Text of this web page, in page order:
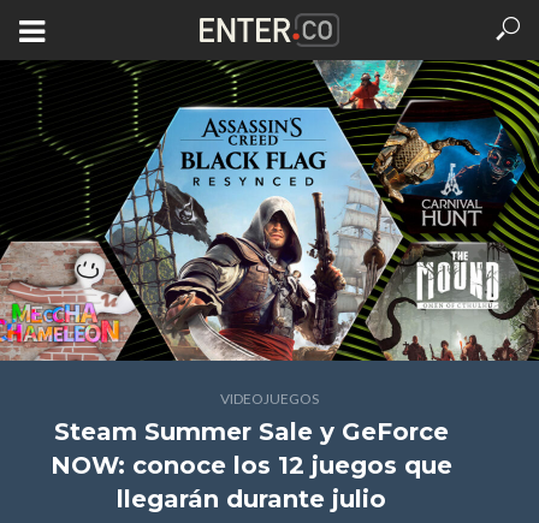
VIDEOJUEGOS
Steam Summer Sale y GeForce
NOW: conoce los 12 juegos que
llegarán durante julio